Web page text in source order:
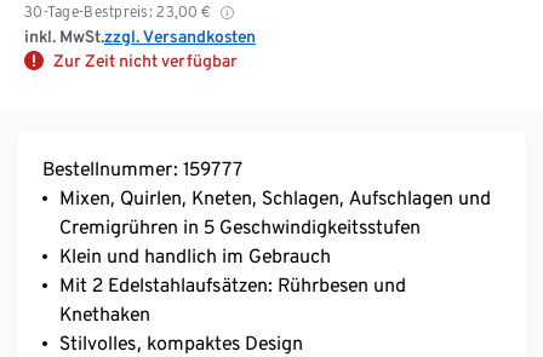
30-Tage-Bestpreis: 23,00 €
inkl. MwSt.zzgl. Versandkosten
Zur Zeit nicht verfügbar
Bestellnummer: 159777
Mixen, Quirlen, Kneten, Schlagen, Aufschlagen und
Cremigrühren in 5 Geschwindigkeitsstufen
Klein und handlich im Gebrauch
Mit 2 Edelstahlaufsätzen: Rührbesen und
Knethaken
Stilvolles, kompaktes Design